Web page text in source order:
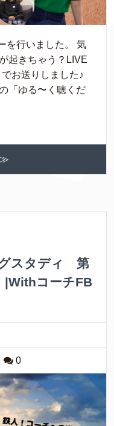
を行いました。 気
起きちゃう？LIVE
お送りしました♪
「ゆる〜く聴くだ
≫
スタディ 第
|WithコーチFB
0